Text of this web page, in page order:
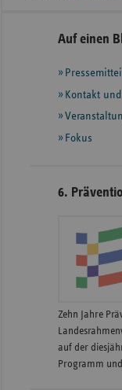
Seitennavigation
Seitenleiste
weiteren
Informationen
Auf einen
Kontakt
Fokus
6.
Zehn Jahre
auf der
Programm